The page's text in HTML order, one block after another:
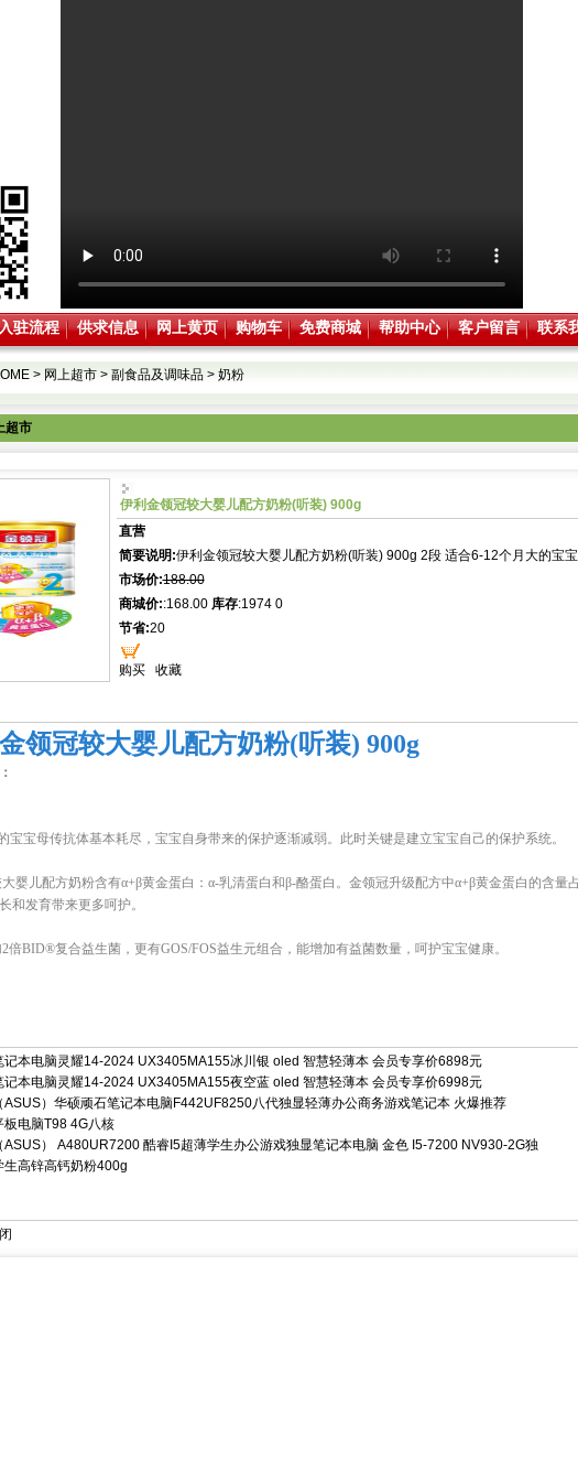
驻流程 供求信息 网上黄页 购物车 免费商城 帮助中心 客户留言 联系
> 网上超市> 副食品及调味品> 奶粉
超市
伊利金领冠较大婴儿配方奶粉(听装) 900g
直营
简要说明:伊利金领冠较大婴儿配方奶粉(听装) 900g 2段 适合6-12个月大的宝宝
市场价:188.00
商城价::168.00 库存:1974 0
节省:20
购买 收藏
领冠较大婴儿配方奶粉(听装) 900g
宝宝母传抗体基本耗尽，宝宝自身带来的保护逐渐减弱。此时关键是建立宝宝自己的保护系统。
婴儿配方奶粉含有α+β黄金蛋白：α-乳清蛋白和β-酪蛋白。金领冠升级配方中α+β黄金蛋白的含量
和发育带来更多呵护。
2倍BID®复合益生菌，更有GOS/FOS益生元组合，能增加有益菌数量，呵护宝宝健康。
记本电脑灵耀14-2024 UX3405MA155冰川银 oled 智慧轻薄本 会员专享价6898元
记本电脑灵耀14-2024 UX3405MA155夜空蓝 oled 智慧轻薄本 会员专享价6998元
ASUS）华硕顽石笔记本电脑F442UF8250八代独显轻薄办公商务游戏笔记本 火爆推荐
板电脑T98 4G八核
ASUS） A480UR7200 酷睿I5超薄学生办公游戏独显笔记本电脑 金色 I5-7200 NV930-2G独
生高锌高钙奶粉400g